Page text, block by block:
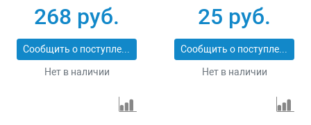
36200-76-1.0-H5_z03
268 руб.
Сообщить о поступлении
Нет в наличии
743307
25 руб.
Сообщить о поступлении
Нет в наличии